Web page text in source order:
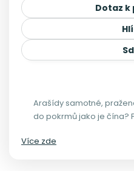
Dotaz
Arašídy samotné,
do pokrmů jako je čína?
Více zde